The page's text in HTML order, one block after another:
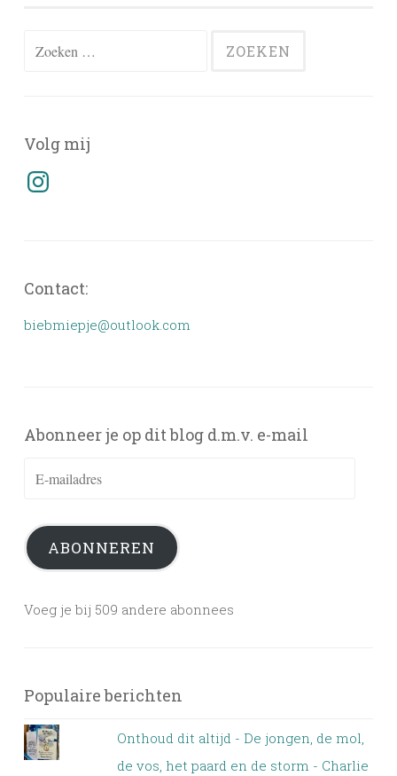
Zoeken
Volg mij
Instagram
Contact:
biebmiepje@outlook.com
Abonneer je op dit blog d.m.v. e-mail
ABONNEREN
Voeg je bij 509 andere abonnees
Populaire berichten
Onthoud dit altijd - De jongen, de mol,
de vos, het paard en de storm - Charlie